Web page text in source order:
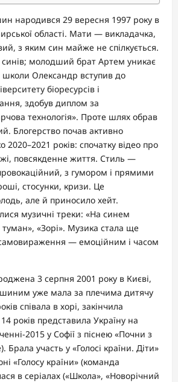
народився 29 вересня 1997 року в
області. Мати — викладачка,
з яким син майже не спілкується.
синів; молодший брат Артем уникає
школи Олександр вступив до
біоресурсів і
здобув диплом за
технологія». Проте шлях обрав
Блогерство почав активно
2020–2021 років: спочатку відео про
повсякденне життя. Стиль —
з гумором і прямими
стосунки, кризи. Це
але й приносило хейт.
музичні треки: «На синем
туман», «Зорі». Музика стала ще
— емоційним і часом
3 серпня 2001 року в Києві,
уже мала за плечима дитячу
співала в хорі, закінчила
років представила Україну на
2015 у Софії з піснею «Почни з
Брала участь у «Голосі країни. Діти»
«Голосу країни» (команда
в серіалах («Школа», «Новорічний